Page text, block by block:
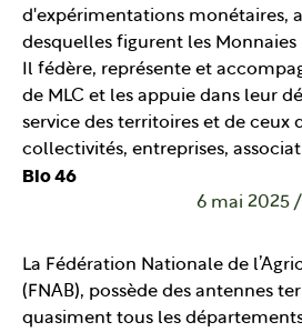
d'expérimentations monétaires,
desquelles figurent les Monnaies
Il fédère, représente et
de MLC et les appuie dans leur
service des territoires et de ceux
collectivités, entreprises,
Bio 46
6 mai 2025 /
La Fédération Nationale de
(FNAB), possède des antennes
quasiment tous les